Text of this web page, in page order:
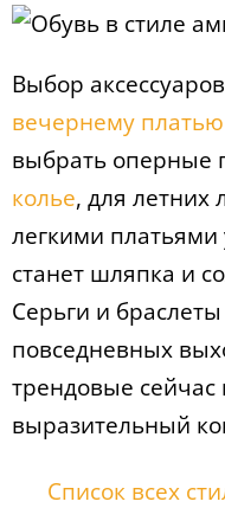
Выбор
вечернему платью
выбрать оперные
колье, для летних
легкими
станет шляпка и
Серьги и
повседневных
трендовые сейчас
выразительный
Список всех